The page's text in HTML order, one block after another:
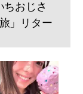
ちおじさ
」リター